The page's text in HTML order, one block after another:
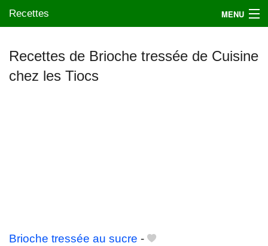
Recettes MENU
Mes blogs préférés
Recettes de Brioche tressée de Cuisine
chez les Tiocs
Brioche tressée au sucre -